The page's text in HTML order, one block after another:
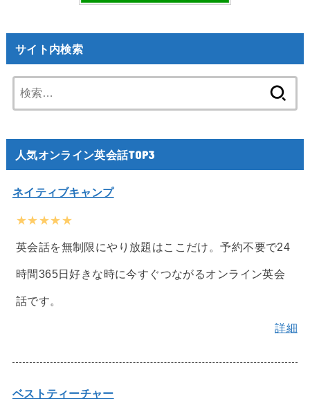
サイト内検索
索:
人気オンライン英会話TOP3
ネイティブキャンプ
★★★★★
英会話を無制限にやり放題はここだけ。予約不要で24
時間365日好きな時に今すぐつながるオンライン英会
話です。
詳細
ベストティーチャー